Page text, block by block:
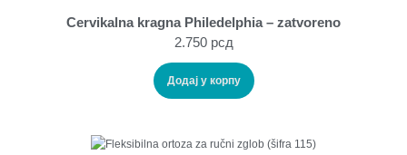
Cervikalna kragna Philedelphia – zatvoreno
2.750 рсд
Додај у корпу